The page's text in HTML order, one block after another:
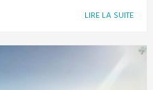
LIRE LA SUITE